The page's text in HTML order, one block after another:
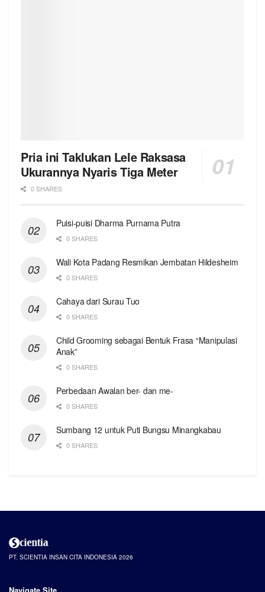
Pria ini Taklukan Lele Raksasa
Ukurannya Nyaris Tiga Meter
0 SHARES
Puisi-puisi Dharma Purnama Putra
0 SHARES
Wali Kota Padang Resmikan Jembatan Hildesheim
0 SHARES
Cahaya dari Surau Tuo
0 SHARES
Child Grooming sebagai Bentuk Frasa “Manipulasi
Anak”
0 SHARES
Perbedaan Awalan ber- dan me-
0 SHARES
Sumbang 12 untuk Puti Bungsu Minangkabau
0 SHARES
PT. SCIENTIA INSAN CITA INDONESIA 2026